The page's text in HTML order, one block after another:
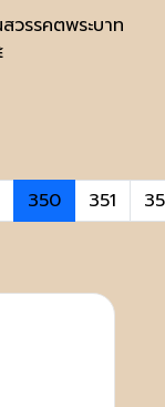
วรรคตพระบาท
350 351